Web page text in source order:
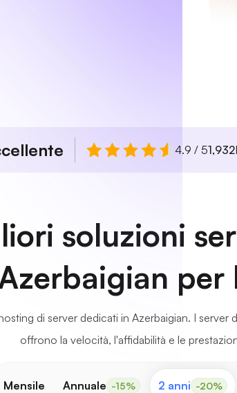
4.9 / 51,932
soluzioni
per
di server dedicati in Azerbaigian. I server
offrono la velocità, l'affidabilità e le
Mensile Annuale -15% 2 anni -20%